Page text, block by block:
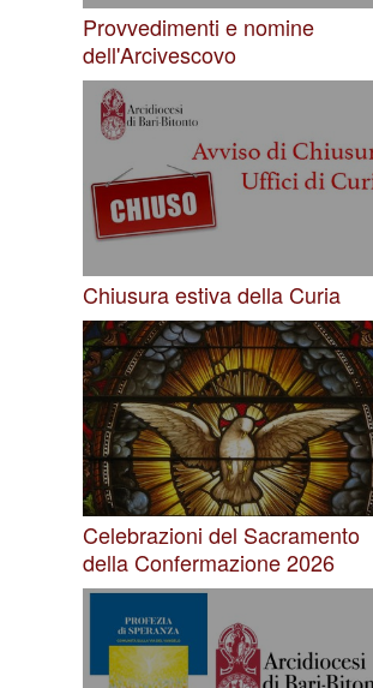
Provvedimenti e nomine
dell'Arcivescovo
Chiusura estiva della Curia
Celebrazioni del Sacramento
della Confermazione 2026